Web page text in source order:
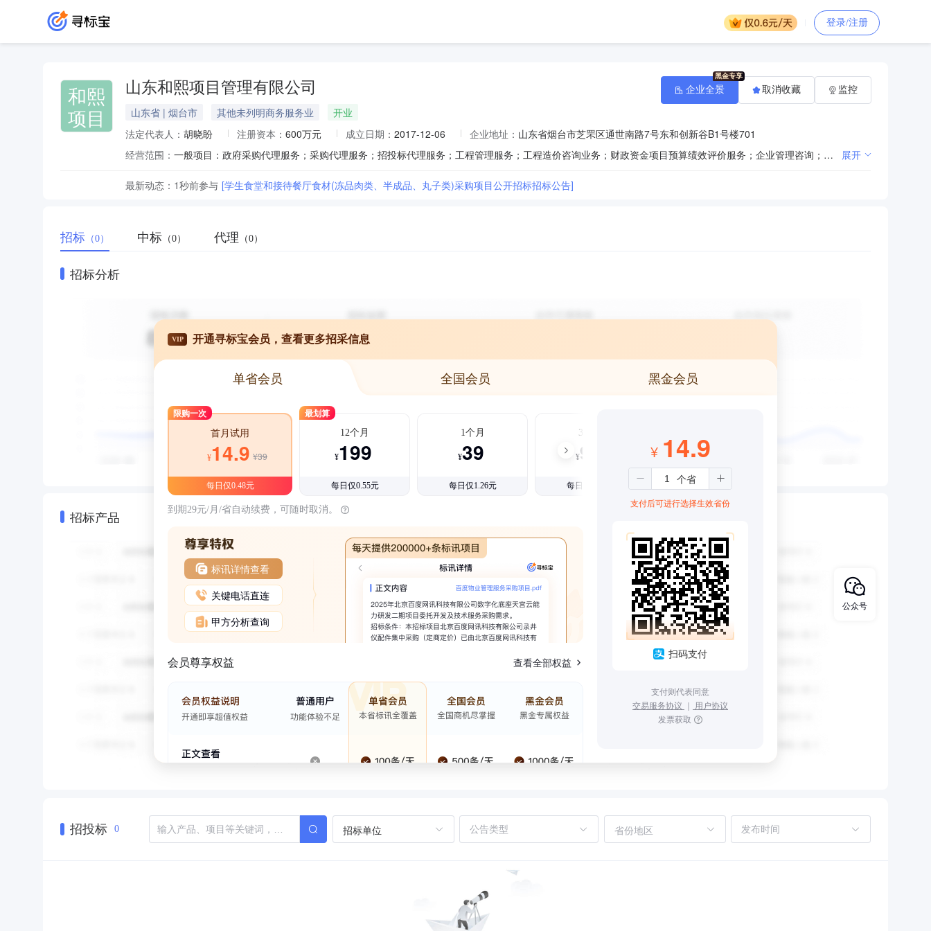
登录/注册
和熙
项目
山东和熙项目管理有限公司
山东省 | 烟台市 其他未列明商务服务业
开业
法定代表人： 胡晓盼 注册资本： 600万元 成立日期： 2017-12-06 企业地址： 山东省烟台市芝罘区通世南路7号东和创新谷B1号楼701
经营范围：
一般项目：政府采购代理服务；采购代理服务；招投标代理服务；工程管理服务；工程造价咨询业务；财政资金项目预算绩效评价服务；企业管理咨询；软件开发；信息咨询服务（不含许可类信息咨询服务）；社会稳定风险评估；社会经济咨询服务；工程技术服务（规划管理、勘察、设计、监理除外）。（除依法须经批准的项目外，凭营业执照依法自主开展经营活动） 展开
最新动态： 1秒前参与 [学生食堂和接待餐厅食材(冻品肉类、半成品、丸子类)采购项目公开招标招标公告]
企业全景 取消收藏 监控
招标 （0） 中标 （0） 代理 （0）
招标分析
招标产品
VIP 开通寻标宝会员，查看更多招采信息
单省会员 全国会员 黑金会员
限购一次
首月试用
¥14.9 ¥39
每日仅0.48元
最划算
12个月
¥199
每日仅0.55元
1个月
¥39
每日仅1.26元
3个月
¥99
每日仅1.08元
到期29元/月/省自动续费，可随时取消。
标讯详情查看
关键电话直连
甲方分析查询
会员尊享权益 查看全部权益
¥ 14.9
支付后可进行选择生效省份
扫码支付
支付则代表同意
交易服务协议 ｜ 用户协议
发票获取
招投标 0 招标单位 省份地区
公众号